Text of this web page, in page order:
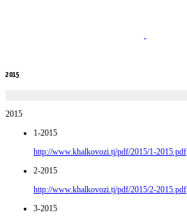
2015
2015
1-2015
http://www.khalkovozi.tj/pdf/2015/1-2015.pdf
2-2015
http://www.khalkovozi.tj/pdf/2015/2-2015.pdf
3-2015